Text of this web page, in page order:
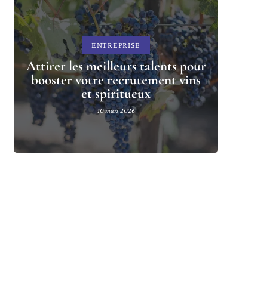
ENTREPRISE
Attirer les meilleurs talents pour
booster votre recrutement vins
et spiritueux
10 mars 2026